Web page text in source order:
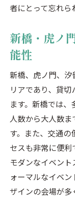
者にとって忘れら
新橋・虎ノ
能性
新橋、虎ノ門、
リアであり、貸
ます。新橋では
人数から大人数ま
す。また、交通
セスも非常に便
モダンなイベン
ォーマルなイベ
ザインの会場が